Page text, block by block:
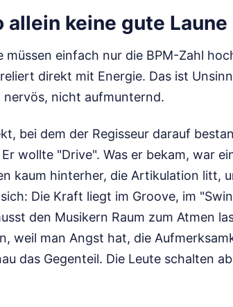
allein keine gute
müssen einfach nur die BPM-Zahl
direkt mit Energie. Das ist
nicht aufmunternd.
bei dem der Regisseur darauf
wollte "Drive". Was er bekam, war
kaum hinterher, die Artikulation litt,
Die Kraft liegt im Groove, im
den Musikern Raum zum Atmen
weil man Angst hat, die
das Gegenteil. Die Leute schalten